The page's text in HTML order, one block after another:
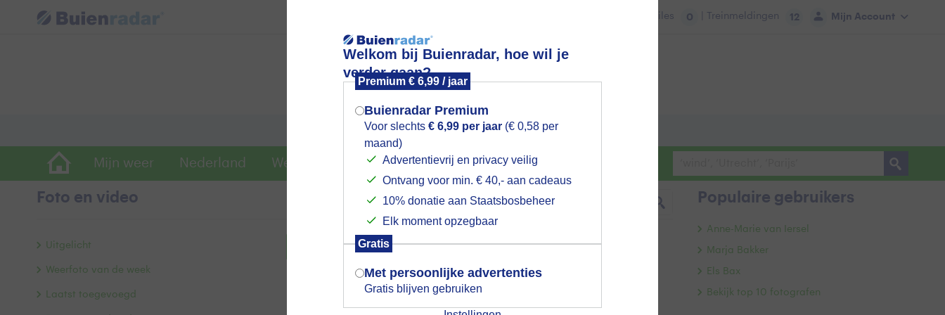
Welkom bij Buienradar, hoe wil je
verder gaan?
Premium € 6,99 / jaar
Buienradar Premium
Voor slechts € 6,99 per jaar (€ 0,58 per
maand)
Advertentievrij en privacy veilig
Ontvang voor min. € 40,- aan cadeaus
10% donatie aan Staatsbosbeheer
Elk moment opzegbaar
Gratis
Met persoonlijke advertenties
Gratis blijven gebruiken
Mijn Account
Files 0 | Treinmeldingen 12
Lees meer.
Mijn weer Nederland Wereldwijd Foto en video Weerzine
Foto en video Zoeken in foto & video:
Bekijk slideshow
Uitgelicht
Weerfoto van de week
Laatst toegevoegd
Populaire gebruikers
Anne-Marie van Iersel
Marja Bakker
Els Bax
Bekijk top 10 fotografen
Mogen we je locatie gebruiken voor
het weer?
Indien je hier nog geen akkoord op hebt
gegeven, verschijnt er zo een pop-up uit
je browser waarin deze toestemming
gevraagd wordt.